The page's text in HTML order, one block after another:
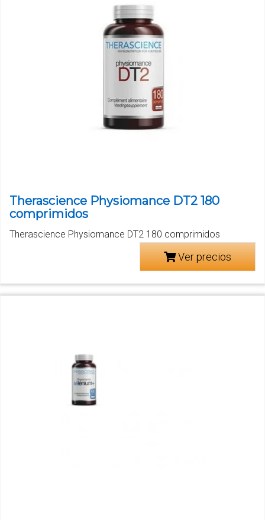
Therascience Physiomance DT2 180
comprimidos
Therascience Physiomance DT2 180 comprimidos
Ver precios